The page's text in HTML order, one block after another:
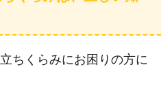
ちくらみにお困りの方に